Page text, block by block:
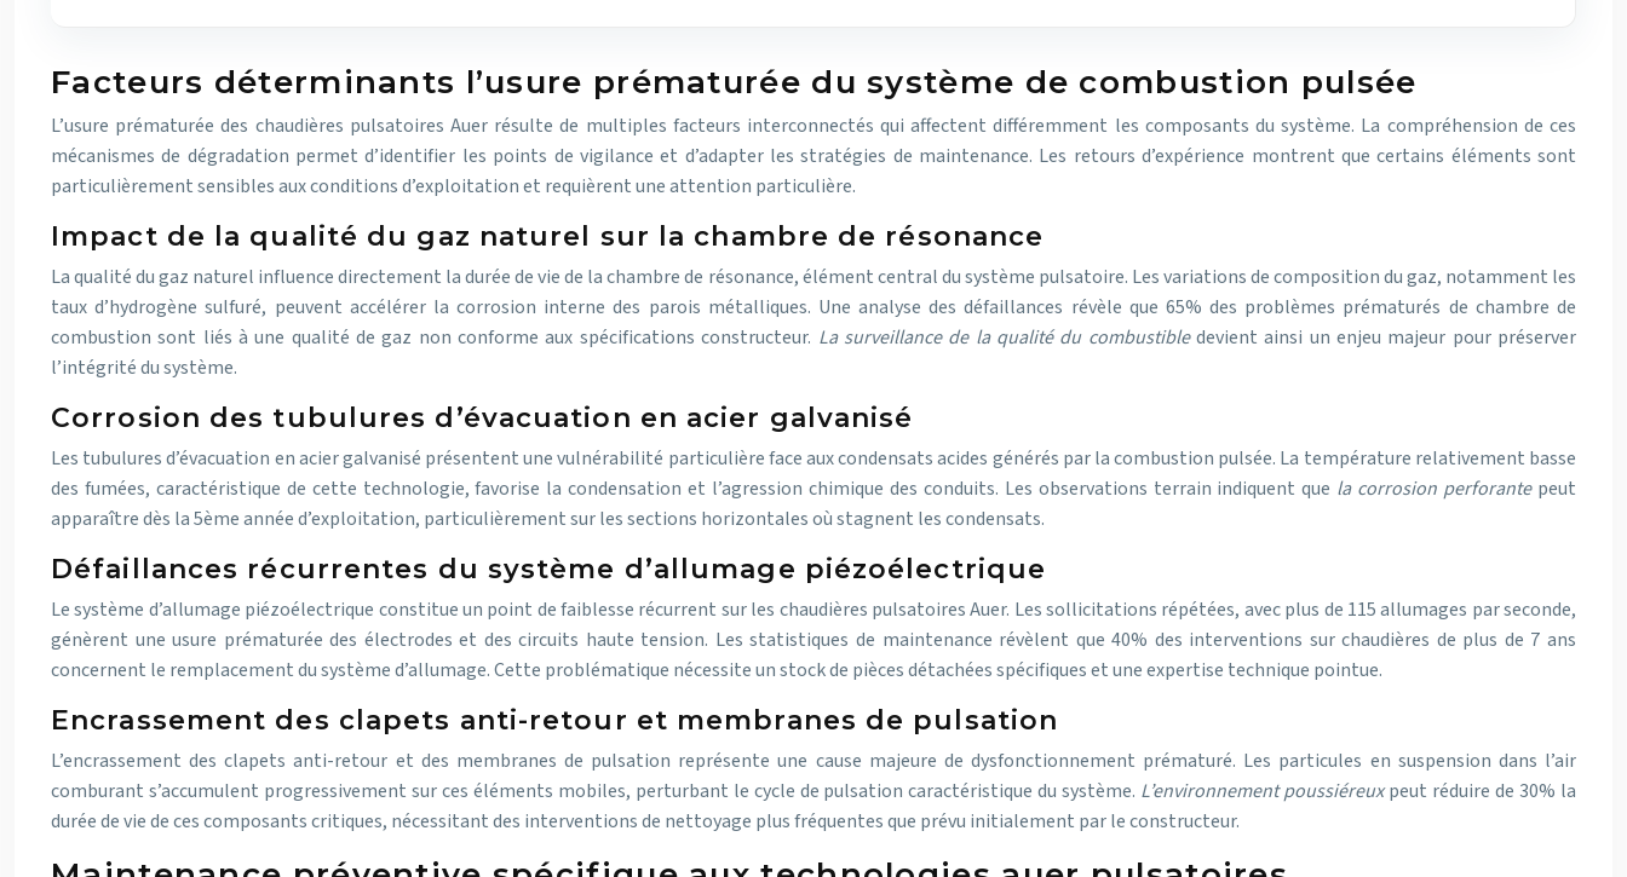
Facteurs déterminants l’usure prématurée du système de combustion pulsée
L’usure prématurée des chaudières pulsatoires Auer résulte de multiples facteurs interconnectés qui affectent différemment les composants du système. La compréhension de ces
mécanismes de dégradation permet d’identifier les points de vigilance et d’adapter les stratégies de maintenance. Les retours d’expérience montrent que certains éléments sont
particulièrement sensibles aux conditions d’exploitation et requièrent une attention particulière.
Impact de la qualité du gaz naturel sur la chambre de résonance
La qualité du gaz naturel influence directement la durée de vie de la chambre de résonance, élément central du système pulsatoire. Les variations de composition du gaz, notamment les
taux d’hydrogène sulfuré, peuvent accélérer la corrosion interne des parois métalliques. Une analyse des défaillances révèle que 65% des problèmes prématurés de chambre de
combustion sont liés à une qualité de gaz non conforme aux spécifications constructeur. La surveillance de la qualité du combustibledevient ainsi un enjeu majeur pour préserver
l’intégrité du système.
Corrosion des tubulures d’évacuation en acier galvanisé
Les tubulures d’évacuation en acier galvanisé présentent une vulnérabilité particulière face aux condensats acides générés par la combustion pulsée. La température relativement basse
des fumées, caractéristique de cette technologie, favorise la condensation et l’agression chimique des conduits. Les observations terrain indiquent que la corrosion perforante peut
apparaître dès la 5ème année d’exploitation, particulièrement sur les sections horizontales où stagnent les condensats.
Défaillances récurrentes du système d’allumage piézoélectrique
Le système d’allumage piézoélectrique constitue un point de faiblesse récurrent sur les chaudières pulsatoires Auer. Les sollicitations répétées, avec plus de 115 allumages par seconde,
génèrent une usure prématurée des électrodes et des circuits haute tension. Les statistiques de maintenance révèlent que 40% des interventions sur chaudières de plus de 7 ans
concernent le remplacement du système d’allumage. Cette problématique nécessite un stock de pièces détachées spécifiques et une expertise technique pointue.
Encrassement des clapets anti-retour et membranes de pulsation
L’encrassement des clapets anti-retour et des membranes de pulsation représente une cause majeure de dysfonctionnement prématuré. Les particules en suspension dans l’air
comburant s’accumulent progressivement sur ces éléments mobiles, perturbant le cycle de pulsation caractéristique du système. L’environnement poussiéreuxpeut réduire de 30% la
durée de vie de ces composants critiques, nécessitant des interventions de nettoyage plus fréquentes que prévu initialement par le constructeur.